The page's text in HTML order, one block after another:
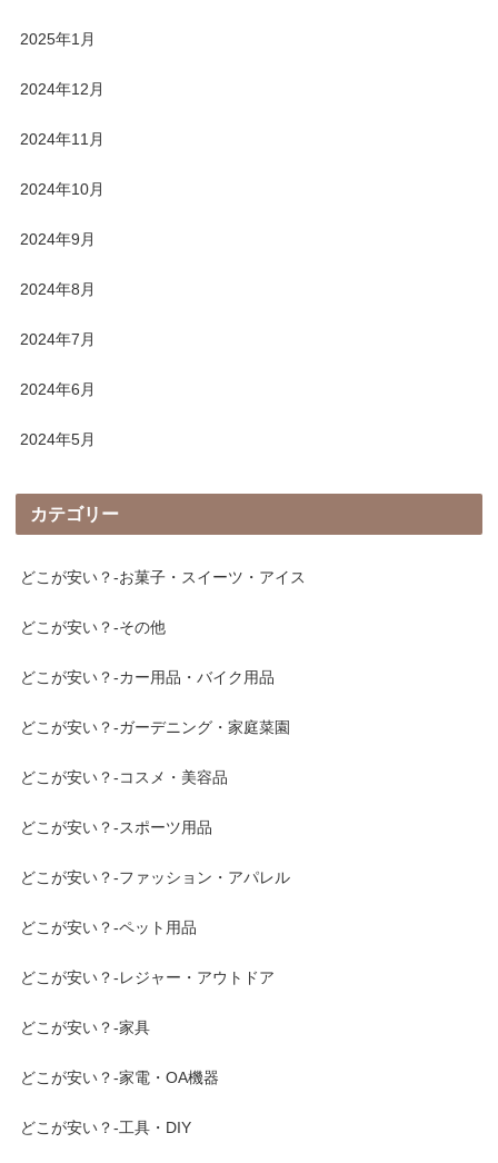
2025年1月
2024年12月
2024年11月
2024年10月
2024年9月
2024年8月
2024年7月
2024年6月
2024年5月
カテゴリー
どこが安い？-お菓子・スイーツ・アイス
どこが安い？-その他
どこが安い？-カー用品・バイク用品
どこが安い？-ガーデニング・家庭菜園
どこが安い？-コスメ・美容品
どこが安い？-スポーツ用品
どこが安い？-ファッション・アパレル
どこが安い？-ペット用品
どこが安い？-レジャー・アウトドア
どこが安い？-家具
どこが安い？-家電・OA機器
どこが安い？-工具・DIY